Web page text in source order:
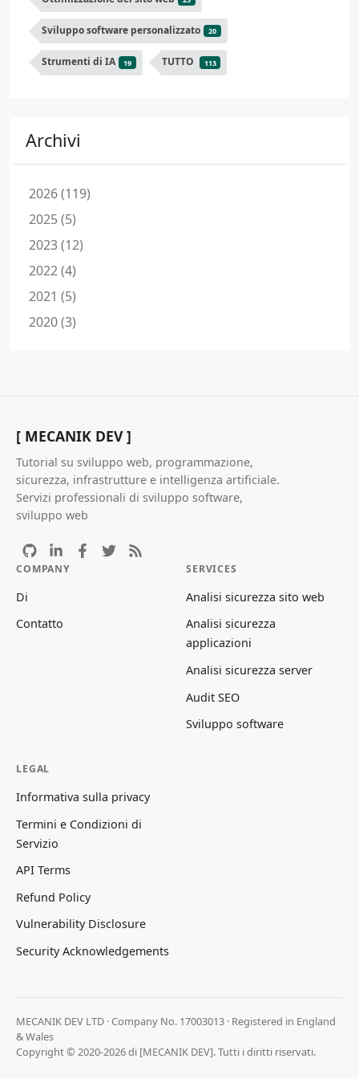
Sviluppo software personalizzato 20
Strumenti di IA 19 TUTTO 113
Archivi
2026 (119)
2025 (5)
2023 (12)
2022 (4)
2021 (5)
2020 (3)
[ MECANIK DEV ]
Tutorial su sviluppo web, programmazione,
sicurezza, infrastrutture e intelligenza artificiale.
Servizi professionali di sviluppo software,
sviluppo web
COMPANY
Di
Contatto
SERVICES
Analisi sicurezza sito web
Analisi sicurezza
applicazioni
Analisi sicurezza server
Audit SEO
Sviluppo software
LEGAL
Informativa sulla privacy
Termini e Condizioni di
Servizio
API Terms
Refund Policy
Vulnerability Disclosure
Security Acknowledgements
MECANIK DEV LTD · Company No. 17003013 · Registered in England
& Wales
Copyright © 2020-2026 di [MECANIK DEV]. Tutti i diritti riservati.